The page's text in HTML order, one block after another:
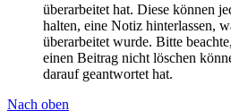
überarbeitet hat. Diese können
halten, eine Notiz hinterlassen,
überarbeitet wurde. Bitte
einen Beitrag nicht löschen
darauf geantwortet hat.
Nach oben